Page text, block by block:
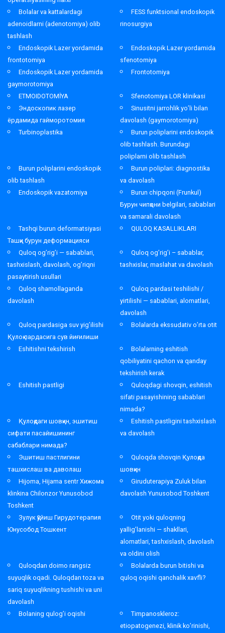
Bolalar va kattalardagi
adenoidlarni (adenotomiya) olib
tashlash
FESS funktsional endoskopik
rinosurgiya
Endoskopik Lazer yordamida
frontotomiya
Endoskopik Lazer yordamida
sfenotomiya
Endoskopik Lazer yordamida
gaymorotomiya
Frontotomiya
ETMOIDOTOMİYA
Sfenotomiya LOR klinikasi
Эндоскопик лазер
ёрдамида гайморотомия
Sinusitni jarrohlik yo’li bilan
davolash (gaymorotomiya)
Turbinoplastika
Burun poliplarini endoskopik
olib tashlash. Burundagi
poliplarni olib tashlash
Burun poliplarini endoskopik
olib tashlash
Burun poliplari: diagnostika
va davolash
Endoskopik vazatomiya
Burun chipqoni (Frunkul)
Бурун чипқони belgilari, sabablari
va samarali davolash
Tashqi burun deformatsiyasi
Ташқи бурун деформацияси
QULOQ KASALLIKLARI
Quloq og’rig’i — sabablari,
tashxislash, davolash, og’riqni
pasaytirish usullari
Quloq og’rig’i – sabablar,
tashxislar, maslahat va davolash
Quloq shamollaganda
davolash
Quloq pardasi teshilishi /
yirtilishi — sabablari, alomatlari,
davolash
Quloq pardasiga suv yig’ilishi
Қулоқ пардасига сув йиғилиши
Bolalarda ekssudativ o’rta otit
Eshitishni tekshirish
Bolalarning eshitish
qobiliyatini qachon va qanday
tekshirish kerak
Eshitish pastligi
Quloqdagi shovqin, eshitish
sifati pasayishining sabablari
nimada?
Қулоқдаги шовқин, эшитиш
сифати пасайишининг
сабаблари нимада?
Eshitish pastligini tashxislash
va davolash
Эшитиш пастлигини
ташхислаш ва даволаш
Quloqda shovqin Қулоқда
шовқин
Hijoma, Hijama sentr Хижома
klinkina Chilonzor Yunusobod
Toshkent
Giruduterapiya Zuluk bilan
davolash Yunusobod Toshkent
Зулук қўйиш Гирудотерапия
Юнусобод Тошкент
Otit yoki quloqning
yallig’lanishi — shakllari,
alomatlari, tashxislash, davolash
va oldini olish
Quloqdan doimo rangsiz
suyuqlik oqadi. Quloqdan toza va
sariq suyuqlikning tushishi va uni
davolash
Bolalarda burun bitishi va
quloq oqishi qanchalik xavfli?
Bolaning qulog’i oqishi
Timpanoskleroz:
etiopatogenezi, klinik ko’rinishi,